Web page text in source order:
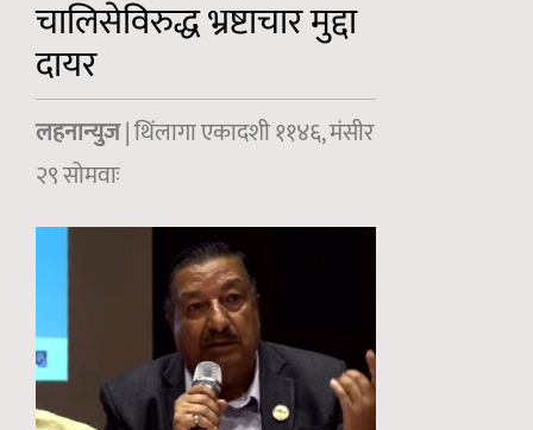
चालिसेविरुद्ध भ्रष्टाचार मुद्दा
दायर
लहनान्युज| थिंलागा एकादशी ११४६, मंसीर
२९ सोमवाः